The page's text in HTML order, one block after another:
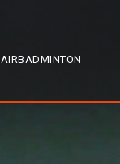
AIRBADMINTON